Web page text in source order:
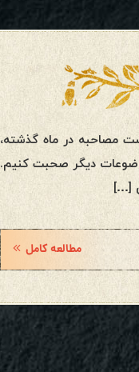
۲۰۲۲ است. پس از قسمت نخست مصاحبه در ماه گذشته،
موضوعات دیگر صحبت کنیم.
مطالعه کامل